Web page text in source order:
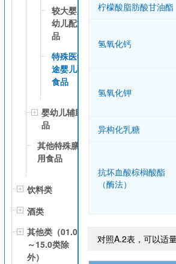
较大婴儿和
幼儿配方食
品
特殊医学用
途婴儿配方
食品
婴幼儿辅助食
品
其他特殊膳食
用食品
饮料类
酒类
其他类（01.0
～15.0类除
外）
柠檬酸脂肪酸甘油酯
氢氧化钙
氢氧化钾
异构化乳糖
抗坏血酸棕榈酸酯
（酶法）
对照A.2表，可以适